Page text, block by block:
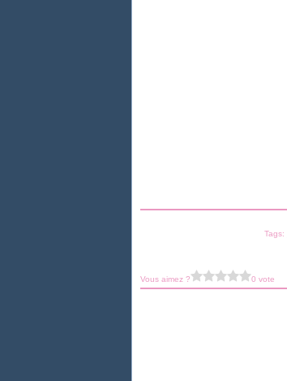
Tags:
Vous aimez ? 0 vote